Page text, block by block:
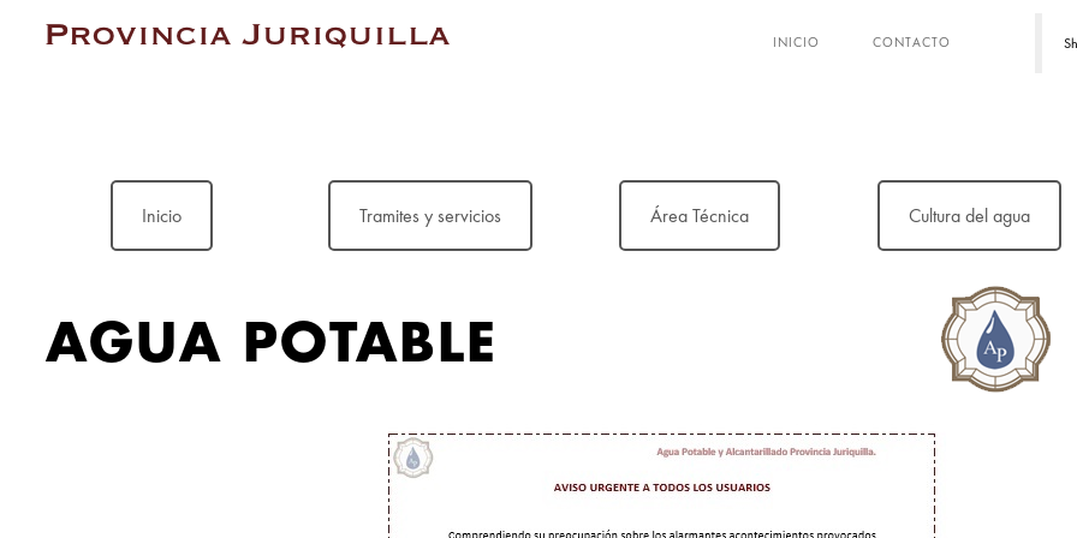
INICIO CONTACTO
Inicio Tramites y servicios Área Técnica Cultura del agua
AGUA POTABLE